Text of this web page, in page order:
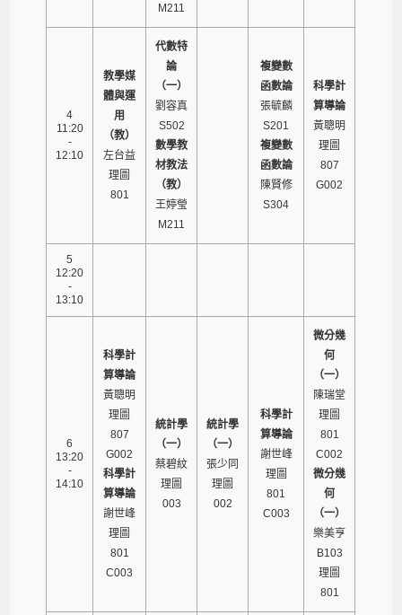
M211
4
11:20
-
12:10
教學媒
體與運
用
（教）
左台益
理圖
801
代數特
論
（一）
劉容真
S502
數學教
材教法
（教）
王婷瑩
M211
複變數
函數論
張毓麟
S201
複變數
函數論
陳賢修
S304
科學計
算導論
黃聰明
理圖
807
G002
5
12:20
-
13:10
6
13:20
-
14:10
科學計
算導論
黃聰明
理圖
807
G002
科學計
算導論
謝世峰
理圖
801
C003
統計學
（一）
蔡碧紋
理圖
003
統計學
（一）
張少同
理圖
002
科學計
算導論
謝世峰
理圖
801
C003
微分幾
何
（一）
陳瑞堂
理圖
801
C002
微分幾
何
（一）
樂美亨
B103
理圖
801